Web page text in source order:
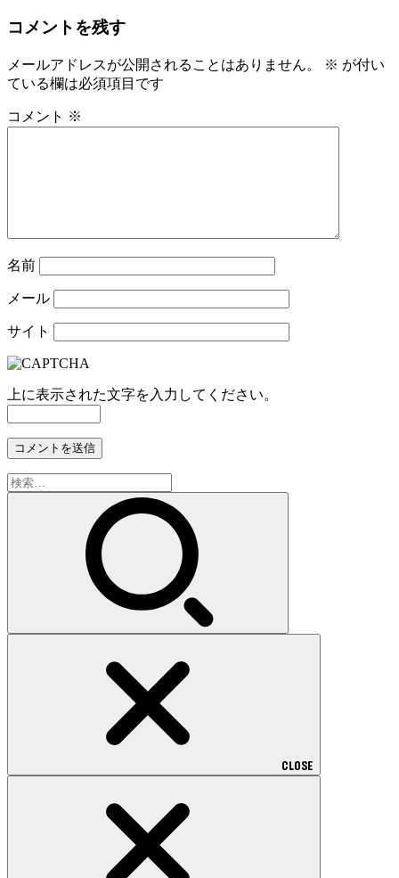
コメントを残す
メールアドレスが公開されることはありません。 ※ が付い
ている欄は必須項目です
コメント ※
名前
メール
サイト
上に表示された文字を入力してください。
検
索:
CLOSE